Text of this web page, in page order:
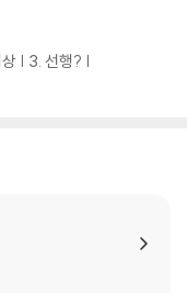
| 3. 선행? |